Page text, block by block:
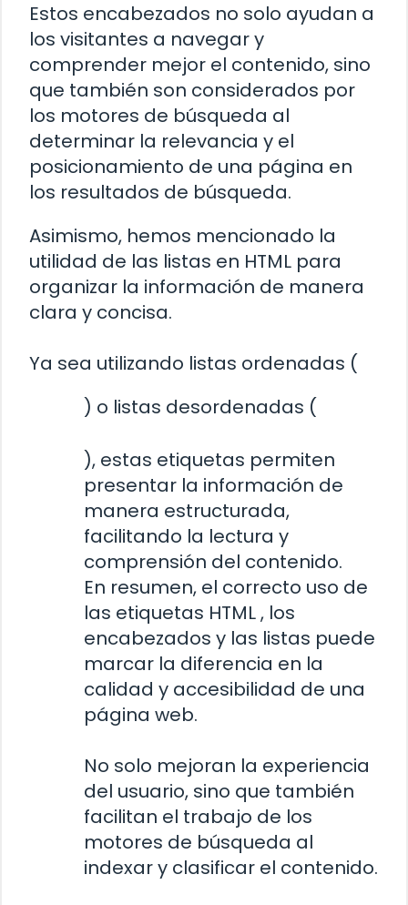
Estos encabezados no solo ayudan a
los visitantes a navegar y
comprender mejor el contenido, sino
que también son considerados por
los motores de búsqueda al
determinar la relevancia y el
posicionamiento de una página en
los resultados de búsqueda.
Asimismo, hemos mencionado la
utilidad de las listas en HTML para
organizar la información de manera
clara y concisa.
Ya sea utilizando listas ordenadas (
) o listas desordenadas (
), estas etiquetas permiten
presentar la información de
manera estructurada,
facilitando la lectura y
comprensión del contenido.
En resumen, el correcto uso de
las etiquetas HTML, los
encabezados y las listas puede
marcar la diferencia en la
calidad y accesibilidad de una
página web.
No solo mejoran la experiencia
del usuario, sino que también
facilitan el trabajo de los
motores de búsqueda al
indexar y clasificar el contenido.